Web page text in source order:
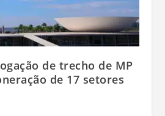
de trecho de MP
de 17 setores